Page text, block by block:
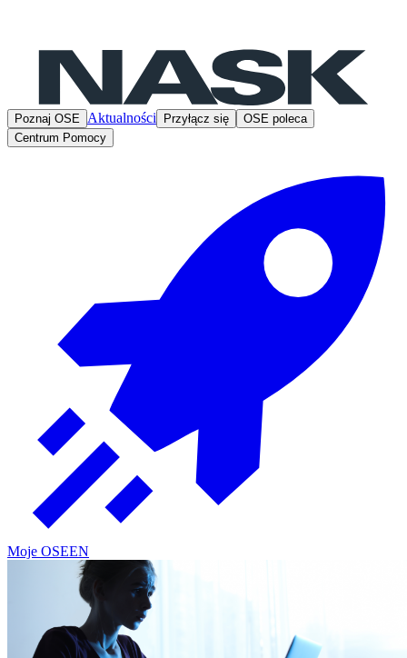
Poznaj OSE Aktualności Przyłącz się
OSE poleca
Centrum Pomocy
Moje OSEEN